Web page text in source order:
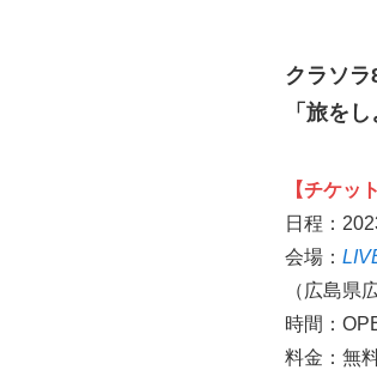
クラソ
「旅を
【チケッ
日程：
会場：
（広島県
時間：
料金：無